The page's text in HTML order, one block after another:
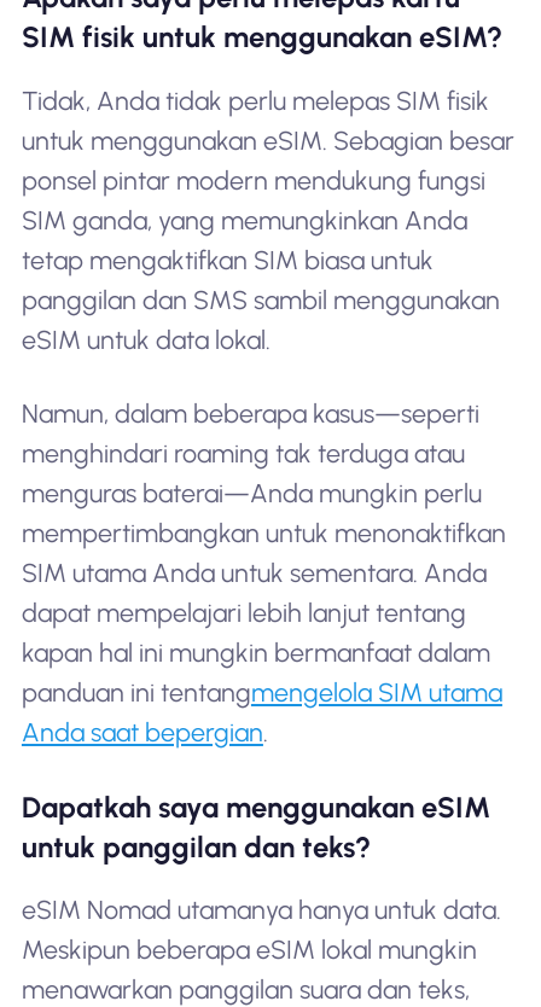
SIM fisik untuk menggunakan eSIM?
Tidak, Anda tidak perlu melepas SIM fisik
untuk menggunakan eSIM. Sebagian besar
ponsel pintar modern mendukung fungsi
SIM ganda, yang memungkinkan Anda
tetap mengaktifkan SIM biasa untuk
panggilan dan SMS sambil menggunakan
eSIM untuk data lokal.
Namun, dalam beberapa kasus—seperti
menghindari roaming tak terduga atau
menguras baterai—Anda mungkin perlu
mempertimbangkan untuk menonaktifkan
SIM utama Anda untuk sementara. Anda
dapat mempelajari lebih lanjut tentang
kapan hal ini mungkin bermanfaat dalam
panduan ini tentangmengelola SIM utama
Anda saat bepergian.
Dapatkah saya menggunakan eSIM
untuk panggilan dan teks?
eSIM Nomad utamanya hanya untuk data.
Meskipun beberapa eSIM lokal mungkin
menawarkan panggilan suara dan teks,